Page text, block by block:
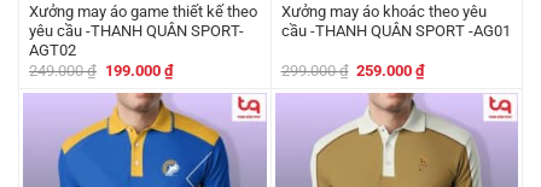
Xưởng may áo game thiết kế theo
yêu cầu -THANH QUÂN SPORT-
AGT02
249.000₫ Giá
là:
249.000 ₫.
199.000 ₫Giá
hiện
tại
là:
199.000 ₫.
Xưởng may áo khoác theo yêu
cầu -THANH QUÂN SPORT -AG01
299.000₫ Giá
là:
299.000 ₫.
259.000₫Giá
tại
là:
259.000 ₫.